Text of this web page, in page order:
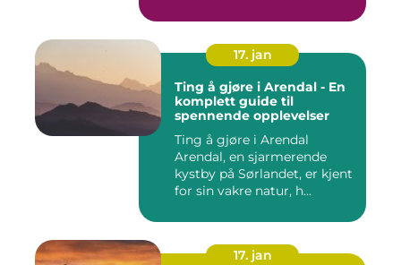
17. jan
Ting å gjøre i Arendal - En
komplett guide til
spennende opplevelser
Ting å gjøre i Arendal
Arendal, en sjarmerende
kystby på Sørlandet, er kjent
for sin vakre natur, h...
17. jan